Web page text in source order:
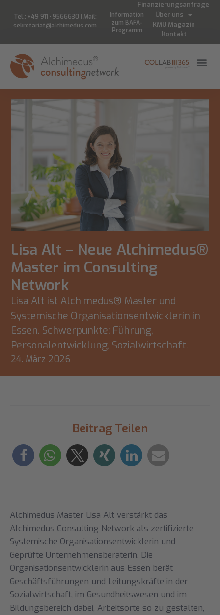
Tel.: +49 911 · 9566630 | Mail:
sekretariat@alchimedus.com
Information
zum BAFA-
Programm
Finanzierungsanfrage
Über uns
KMU Magazin
Kontakt
Lisa Alt – Neue Alchimedus®
Master im Consulting
Network
Lisa Alt ist Alchimedus® Master und
Systemische Organisationsentwicklerin in
Essen. Schwerpunkte: Führung,
Personalentwicklung, Sozialwirtschaft.
24. März 2026
Beitrag Teilen
Alchimedus Master Lisa Alt verstärkt das
Alchimedus Consulting Network als zertifizierte
Systemische Organisationsentwicklerin und
Geprüfte Unternehmensberaterin. Die
Organisationsentwicklerin aus Essen berät
Geschäftsführungen und Leitungskräfte in der
Sozialwirtschaft, im Gesundheitswesen und im
Bildungsbereich dabei, Arbeitsorte so zu gestalten,